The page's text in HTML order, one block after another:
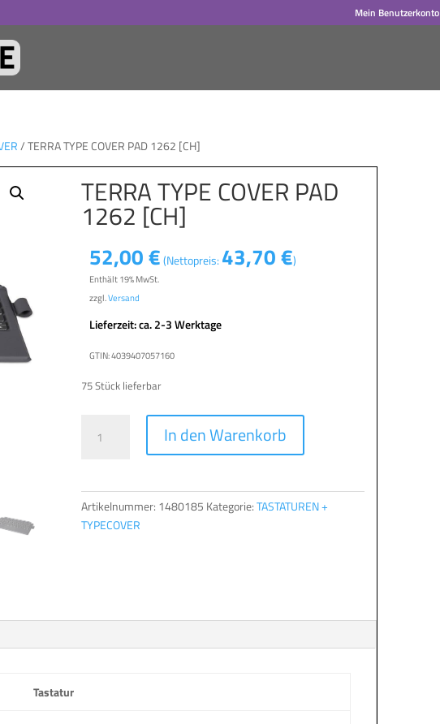
Mein Benutzerkonto
/ TERRA TYPE COVER PAD 1262 [CH]
TERRA TYPE COVER PAD
1262 [CH]
52,00€(Nettopreis: 43,70€)
Enthält 19% MwSt.
zzgl.Versand
Lieferzeit: ca. 2-3 Werktage
GTIN: 4039407057160
75 Stück lieferbar
TYPE
Menge
In den Warenkorb
r
Artikelnummer: 1480185 Kategorie:TASTATUREN +
TYPECOVER
Tastatur